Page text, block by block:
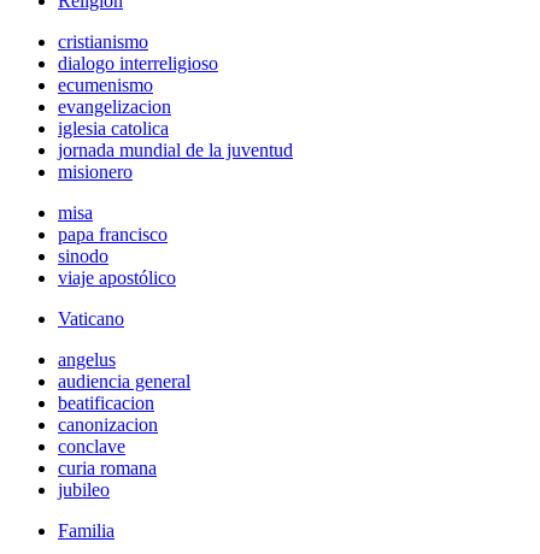
cristianismo
dialogo interreligioso
ecumenismo
evangelizacion
iglesia catolica
jornada mundial de la juventud
misionero
misa
papa francisco
sinodo
viaje apostólico
Vaticano
angelus
audiencia general
beatificacion
canonizacion
conclave
curia romana
jubileo
Familia